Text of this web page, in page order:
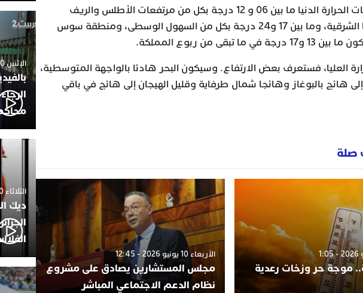
وستتراوح درجات الحرارة الدنيا ما بين 06 و 12 درجة بكل من مرتفعات الأطلس والريف
والهضاب العليا الشرقية، وما بين 17 و24 درجة بكل من السهول الوسطى، ومنطقة سوس
ما تبقى من ربوع المملكة.
العليا، فستعرف بعض الارتفاع. وسيكون البحر هادئا بالواجهة المتوسطية،
هائج بالبوغاز وهائجا شمال طرفاية وقليل الهيجان إلى هائج في باقي
صلة
موجة حر وزخات رعدية
الأربعاء 10 يونيو 2026 - 12:45
مجلس المستشارين يصادق على مشروع
نظام الدعم الاجتماعي المباشر
الإثنين 30 ديسمبر 2024 - 6:13
الثلاثاء 10 ديسمبر 2024 - 4:54
ديك